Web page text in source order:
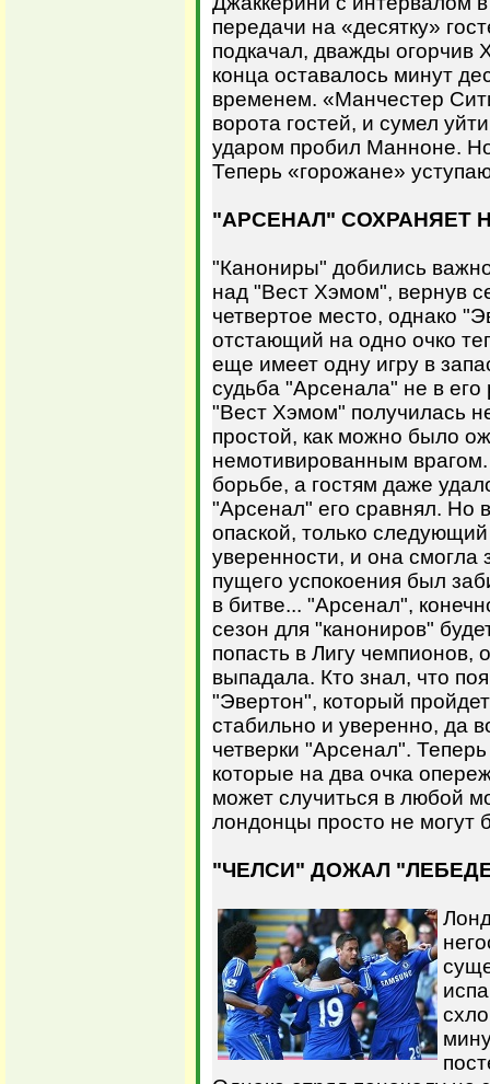
передачи на «десятку»
подкачал, дважды огорчив
конца оставалось минут
временем. «Манчестер
ворота гостей, и сумел
ударом пробил Манноне.
Теперь «горожане»
"АРСЕНАЛ" СОХРАНЯЕТ
"Канониры" добились
над "Вест Хэмом", вернув
четвертое место, однако
отстающий на одно очко
еще имеет одну игру в
судьба "Арсенала" не в его
"Вест Хэмом" получилась
простой, как можно было
немотивированным
борьбе, а гостям даже
"Арсенал" его сравнял. Но
опаской, только
уверенности, и она смогла
пущего успокоения был
в битве... "Арсенал",
сезон для "канониров"
попасть в Лигу чемпионов,
выпадала. Кто знал, что
"Эвертон", который
стабильно и уверенно, да
четверки "Арсенал".
которые на два очка
может случиться в любой
лондонцы просто не могут
"ЧЕЛСИ" ДОЖАЛ